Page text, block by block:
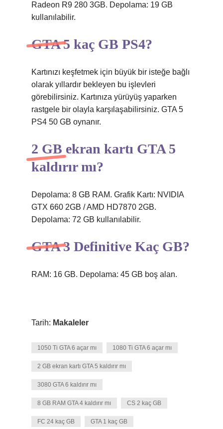
Radeon R9 280 3GB. Depolama: 19 GB
kullanılabilir.
GTA 5 kaç GB PS4?
Kartınızı keşfetmek için büyük bir isteğe bağlı
olarak yıllardır bekleyen bu işlevleri
görebilirsiniz. Kartınıza yürüyüş yaparken
rastgele bir olayla karşılaşabilirsiniz. GTA 5
PS4 50 GB oynanır.
2 GB ekran kartı GTA 5
kaldırır mı?
Depolama: 8 GB RAM. Grafik Kartı: NVIDIA
GTX 660 2GB / AMD HD7870 2GB.
Depolama: 72 GB kullanılabilir.
GTA 3 Definitive Kaç GB?
RAM: 16 GB. Depolama: 45 GB boş alan.
Tarih: Makaleler
1050 Ti GTA 6 açar mı 1080 Ti GTA 6 açar mı
2 GB ekran kartı GTA 5 kaldırır mı
3080 GTA 6 kaldırır mı
8 GB RAM GTA 4 kaldırır mı CS 2 kaç GB
FC 24 kaç GB GTA 1 kaç GB